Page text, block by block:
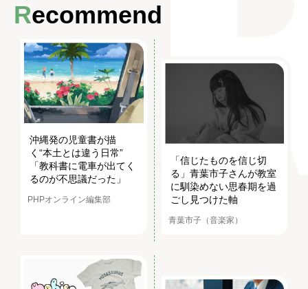
Recommend
沖縄発の児童書が描
く“本土とは違う日常”
「教科書に電車が出てく
るのが不思議だった」
PHPオンライン編集部
「信じたものを信じ切
る」青葉市子さんが教室
に馴染めない思春期を過
ごし見つけた軸
青葉市子（音楽家）